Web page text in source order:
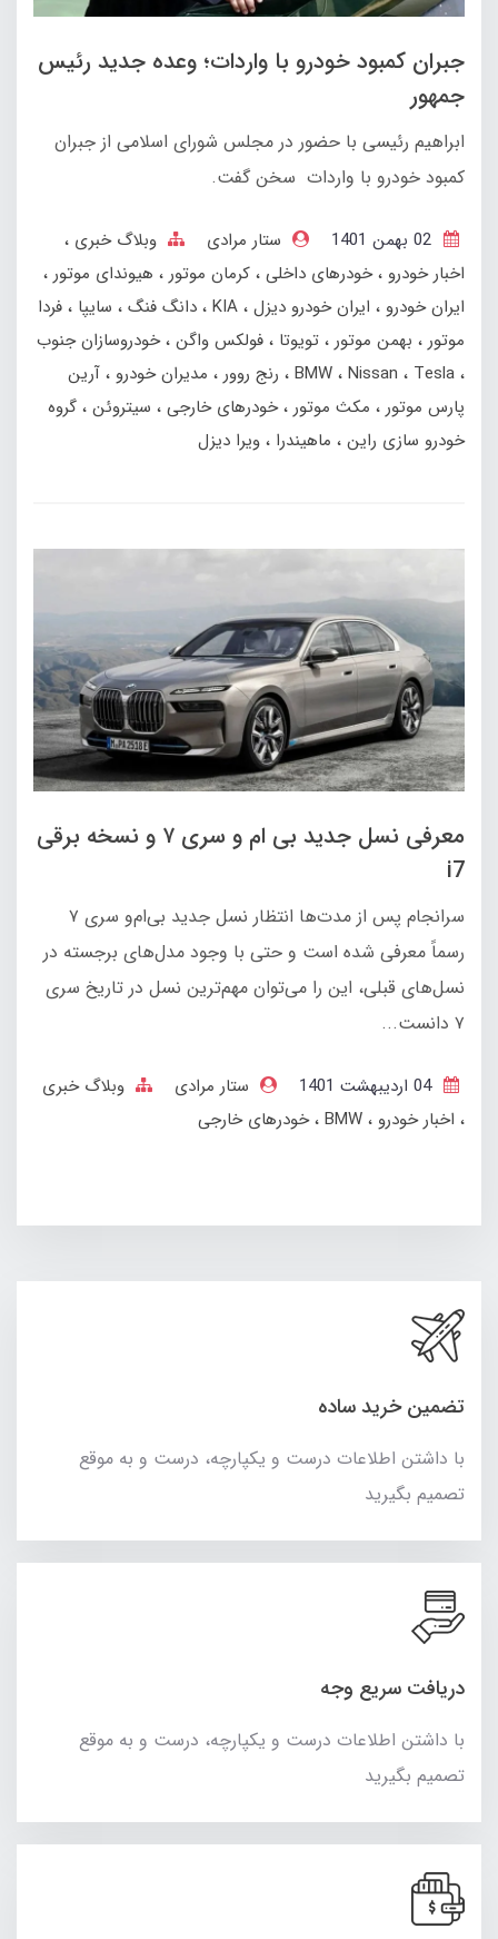
جبران کمبود خودرو با واردات؛ وعده جدید رئیس
جمهور
ابراهیم رئیسی با حضور در مجلس شورای اسلامی از جبران
کمبود خودرو با واردات سخن گفت.
ستار مرادی
وبلاگ خبری
اخبار خودرو
خودرهای داخلی کرمان موتور
هیوندای موتور
ایران خودرو
ایران خودرو دیزل KIA دانگ فنگ سایپا
فردا
موتور
بهمن‌ موتور تویوتا فولکس واگن خودروسازان جنوب
BMW Nissan Tesla رنج‌ روور مدیران خودرو
آرین
پارس موتور
مکث موتور خودرهای خارجی سیتروئن گروه
خودرو سازی راین
ماهیندرا ویرا دیزل
معرفی نسل جدید بی ام و سری ۷ و نسخه برقی
i7
سرانجام پس از مدت‌ها انتظار نسل جدید بی‌ام‌و سری ۷
رسماً معرفی شده است و حتی با وجود مدل‌های برجسته در
نسل‌های قبلی، این را می‌توان مهم‌ترین نسل در تاریخ سری
۷ دانست...
04 ارديبهشت 1401 ستار مرادی
وبلاگ خبری
اخبار خودرو
BMW خودرهای خارجی
تضمین خرید ساده
با داشتن اطلاعات درست و یکپارچه، درست و به موقع
تصمیم بگیرید
دریافت سریع وجه
با داشتن اطلاعات درست و یکپارچه، درست و به موقع
تصمیم بگیرید